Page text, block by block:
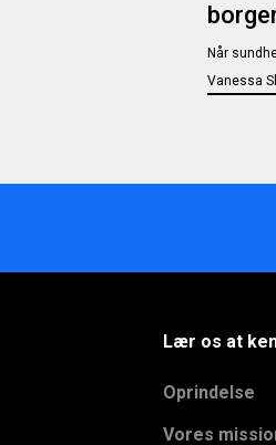
Når
Vanessa
Lær os at
Oprindelse
Vores